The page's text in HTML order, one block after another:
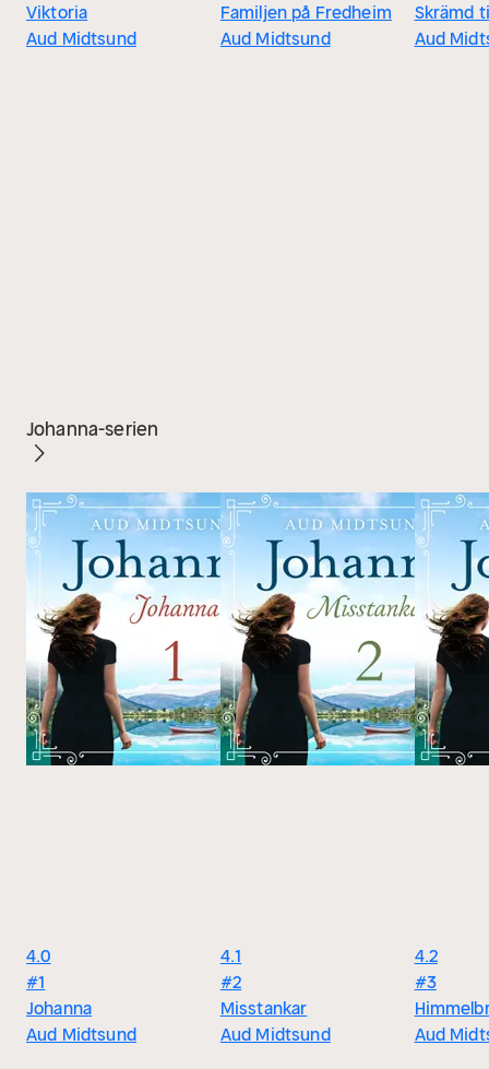
Viktoria
Aud Midtsund
Familjen på Fredheim
Aud Midtsund
Skrämd
Aud
Johanna-serien
4.0
#1
Johanna
Aud Midtsund
4.1
#2
Misstankar
Aud Midtsund
4.2
#3
Aud